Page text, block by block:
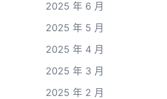
2025 年 6 月
2025 年 5 月
2025 年 4 月
2025 年 3 月
2025 年 2 月